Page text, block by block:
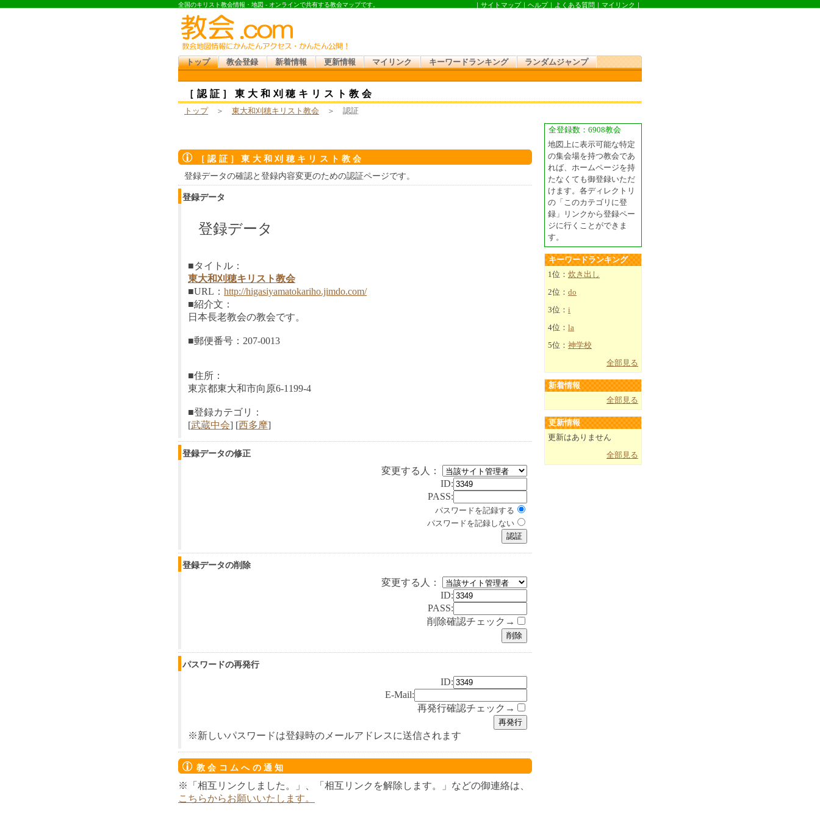
全国のキリスト教会情報・地図 - オンラインで共有する教会マップです。 ｜ サイトマップ｜ ヘルプ｜ よくある質問 ｜ マイリンク ｜
トップ 教会登録 新着情報 更新情報 マイリンク キーワードランキング ランダムジャンプ
［認証］東大和刈穂キリスト教会
トップ ＞ 東大和刈穂キリスト教会 ＞ 認証
［認証］東大和刈穂キリスト教会
登録データの確認と登録内容変更のための認証ページです。
登録データ
登録データ
■タイトル：
東大和刈穂キリスト教会
■URL： http://higasiyamatokariho.jimdo.com/
■紹介文：
日本長老教会の教会です。
■郵便番号：207-0013
■住所：
東京都東大和市向原6-1199-4
■登録カテゴリ：
[武蔵中会] [西多摩]
登録データの修正
変更する人：
ID:
PASS:
パスワードを記録する
パスワードを記録しない
登録データの削除
変更する人：
ID:
PASS:
削除確認チェック→
パスワードの再発行
ID:
E-Mail:
再発行確認チェック→
※新しいパスワードは登録時のメールアドレスに送信されます
教会コムへの通知
※「相互リンクしました。」、「相互リンクを解除します。」などの御連絡は、
こちらからお願いいたします。
全登録数：6908教会
地図上に表示可能な特定
の集会場を持つ教会であ
れば、ホームページを持
たなくても御登録いただ
けます。各ディレクトリ
の「このカテゴリに登
録」リンクから登録ペー
ジに行くことができま
す。
キーワードランキング
1位： 炊き出し
2位： do
3位： i
4位： la
5位： 神学校
全部見る
新着情報
全部見る
更新情報
更新はありません
全部見る